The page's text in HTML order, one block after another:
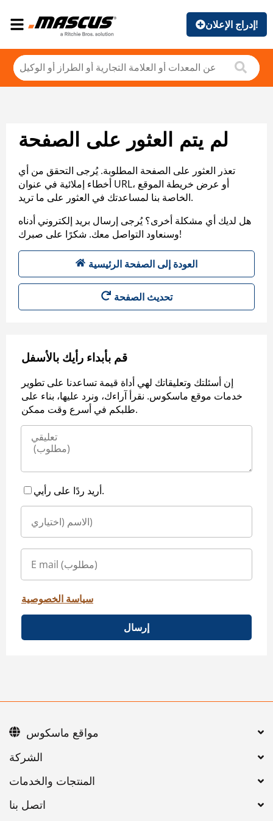
إدراج الإعلان!
لم يتم العثور على الصفحة
تعذر العثور على الصفحة المطلوبة. يُرجى التحقق من أي
أخطاء إملائية في عنوان URL، أو عرض خريطة الموقع
الخاصة بنا لمساعدتك في العثور على ما تريد.
هل لديك أي مشكلة أخرى؟ يُرجى إرسال بريد إلكتروني أدناه
وسنعاود التواصل معك. شكرًا على صبرك!
العودة إلى الصفحة الرئيسية
تحديث الصفحة
قم بأبداء رأيك بالأسفل
إن أسئلتك وتعليقاتك لهي أداة قيمة تساعدنا على تطوير
خدمات موقع ماسكوس. نقرأ آراءك، ونرد عليها، بناء على
طلبكم في أسرع وقت ممكن.
أريد ردًا على رأيي.
سياسة الخصوصية
إرسال
اتصل بنا
مواقع ماسكوس